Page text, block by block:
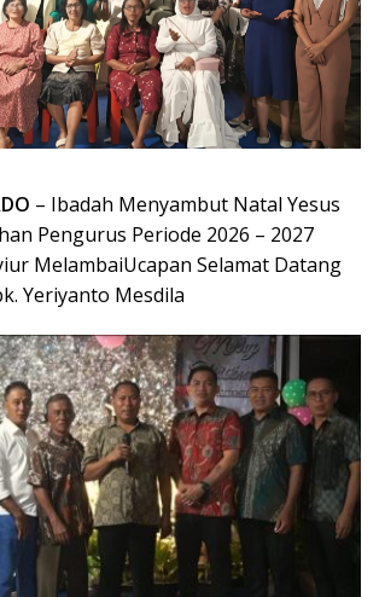
– Ibadah Menyambut Natal Yesus
Pengurus Periode 2026 – 2027
Melambai‎‎Ucapan Selamat Datang
Yeriyanto Mesdila